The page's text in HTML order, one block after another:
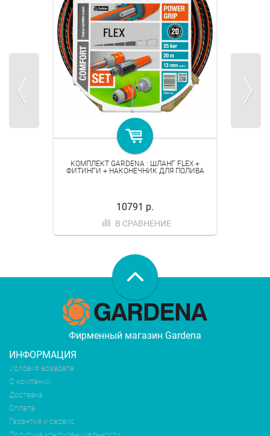
КОМПЛЕКТ GARDENA : ШЛАНГ FLEX +
ФИТИНГИ + НАКОНЕЧНИК ДЛЯ ПОЛИВА
10791 р.
В СРАВНЕНИЕ
Фирменный магазин Gardena
ИНФОРМАЦИЯ
Условия возврата
О компании
Доставка
Оплата
Гарантия и сервис